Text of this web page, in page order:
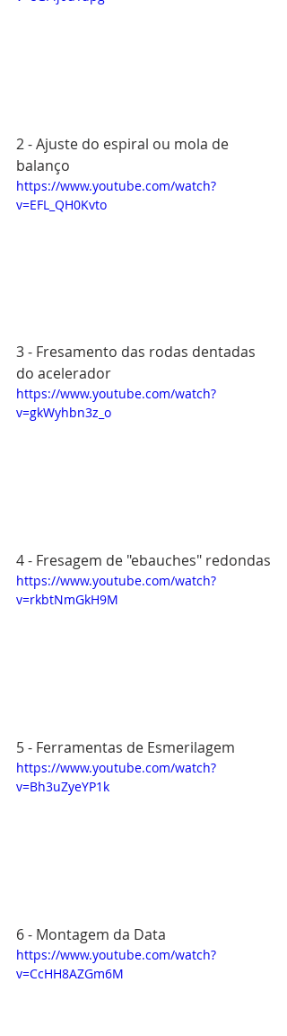
2 - Ajuste do espiral ou mola de
balanço
https://www.youtube.com/watch?
v=EFL_QH0Kvto
3 - Fresamento das rodas dentadas
do acelerador
https://www.youtube.com/watch?
v=gkWyhbn3z_o
4 - Fresagem de "ebauches" redondas
https://www.youtube.com/watch?
v=rkbtNmGkH9M
5 - Ferramentas de Esmerilagem
https://www.youtube.com/watch?
v=Bh3uZyeYP1k
6 - Montagem da Data
https://www.youtube.com/watch?
v=CcHH8AZGm6M